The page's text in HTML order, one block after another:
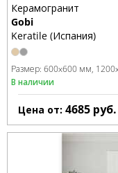
Керамогранит
Gobi
Keratile (Испания)
Размер: 600x600 мм
В наличии
Цена от: 4685 руб.